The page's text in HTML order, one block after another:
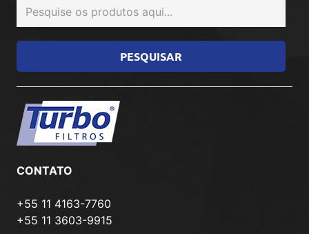
CONTATO
+55 11 4163-7760
+55 11 3603-9915